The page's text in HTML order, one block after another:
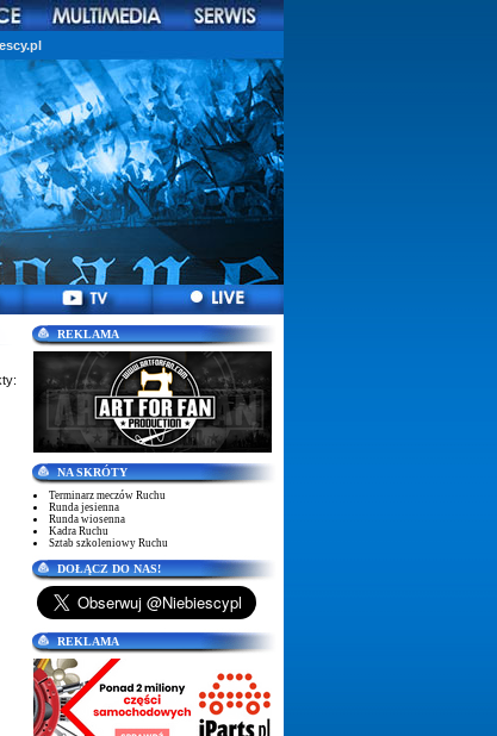
REKLAMA
NA SKRÓTY
Terminarz meczów Ruchu
Runda jesienna
Runda wiosenna
Kadra Ruchu
Sztab szkoleniowy Ruchu
DOŁĄCZ DO NAS!
REKLAMA